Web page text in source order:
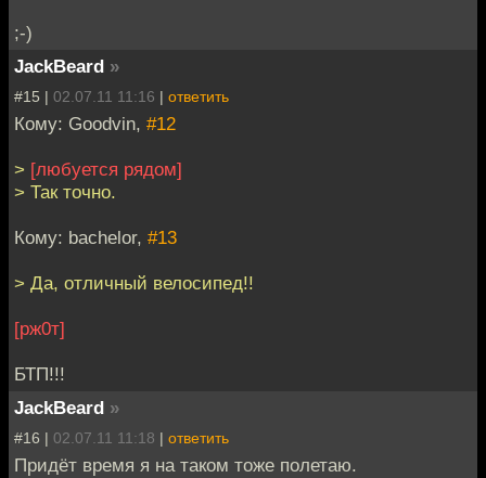
;-)
JackBeard »
#15 | 02.07.11 11:16 | ответить
Кому: Goodvin, #12
> [любуется рядом]
> Так точно.
Кому: bachelor, #13
> Да, отличный велосипед!!
[рж0т]
БТП!!!
JackBeard »
#16 | 02.07.11 11:18 | ответить
Придёт время я на таком тоже полетаю.